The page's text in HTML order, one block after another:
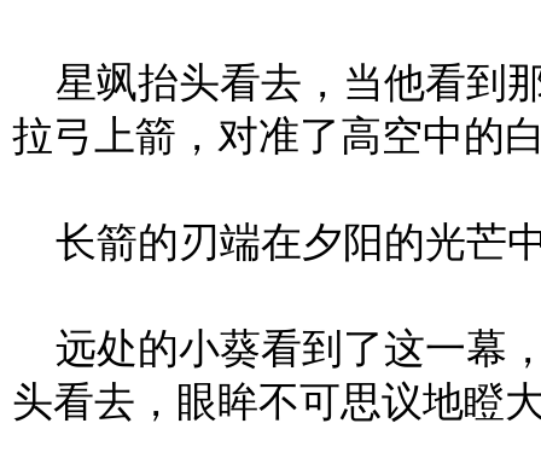
星飒抬头看去，当他看到
拉弓上箭，对准了高空中的
长箭的刃端在夕阳的光芒
远处的小葵看到了这一幕
头看去，眼眸不可思议地瞪